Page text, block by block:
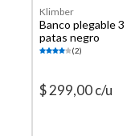
Klimber
Banco plegable 3
patas negro
(2)
$ 299,00 c/u